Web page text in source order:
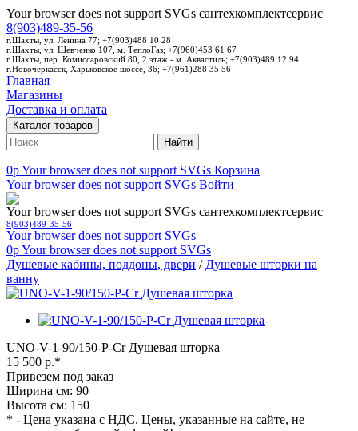
Your browser does not support SVGs сантехкомплектсервис
8(903)489-35-56
г.Шахты, ул. Ленина 77; +7(903)488 10 28
г.Шахты, ул. Шевченко 107, м. ТеплоГаз; +7(960)453 61 67
г.Шахты, пер. Комиссаровский 80, 2 этаж - м. Аквастиль; +7(903)489 12 94
г.Новочеркасск, Харьковское шоссе, 36; +7(961)288 35 56
Главная
Магазины
Доставка и оплата
Каталог товаров
Найти
0pYour browser does not support SVGs Корзина
Your browser does not support SVGs Войти
Your browser does not support SVGs сантехкомплектсервис
8(903)489-35-56
Your browser does not support SVGs
0pYour browser does not support SVGs
Душевые кабины, поддоны, двери / Душевые шторки на
ванну
UNO-V-1-90/150-P-Cr Душевая шторка
15 500 р.*
Привезем под заказ
Ширина см: 90
Высота см: 150
* - Цена указана с НДС. Цены, указанные на сайте, не